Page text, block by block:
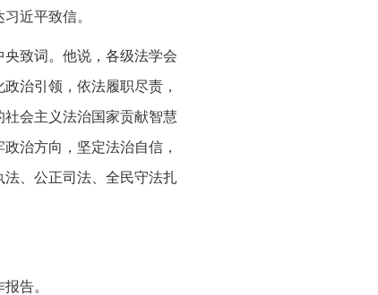
近平致信。
致词。他说，各级法学会
治引领，依法履职尽责，
会主义法治国家贡献智慧
治方向，坚定法治自信，
、公正司法、全民守法扎
告。